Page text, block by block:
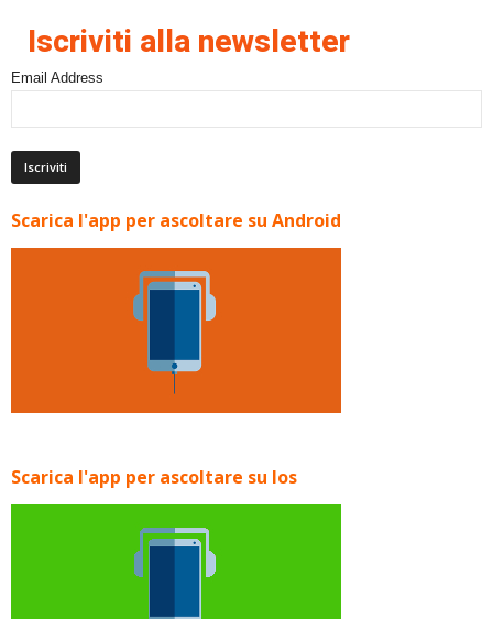
Iscriviti alla newsletter
Email Address
Scarica l'app per ascoltare su Android
Scarica l'app per ascoltare su Ios